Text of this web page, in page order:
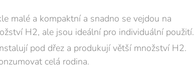
malé a kompaktní a snadno se vejdou na
H2, ale jsou ideální pro individuální použití.
pod dřez a produkují větší množství H2.
celá rodina.